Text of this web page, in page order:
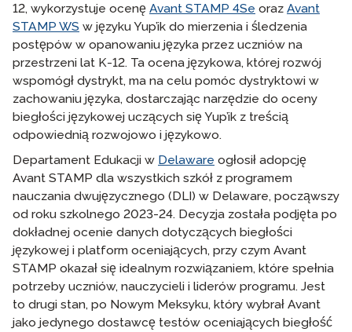
12, wykorzystuje ocenę Avant STAMP 4Se oraz Avant
STAMP WS w języku Yup’ik do mierzenia i śledzenia
postępów w opanowaniu języka przez uczniów na
przestrzeni lat K-12. Ta ocena językowa, której rozwój
wspomógł dystrykt, ma na celu pomóc dystryktowi w
zachowaniu języka, dostarczając narzędzie do oceny
biegłości językowej uczących się Yup’ik z treścią
odpowiednią rozwojowo i językowo.
Departament Edukacji w Delaware ogłosił adopcję
Avant STAMP dla wszystkich szkół z programem
nauczania dwujęzycznego (DLI) w Delaware, począwszy
od roku szkolnego 2023-24. Decyzja została podjęta po
dokładnej ocenie danych dotyczących biegłości
językowej i platform oceniających, przy czym Avant
STAMP okazał się idealnym rozwiązaniem, które spełnia
potrzeby uczniów, nauczycieli i liderów programu. Jest
to drugi stan, po Nowym Meksyku, który wybrał Avant
jako jedynego dostawcę testów oceniających biegłość